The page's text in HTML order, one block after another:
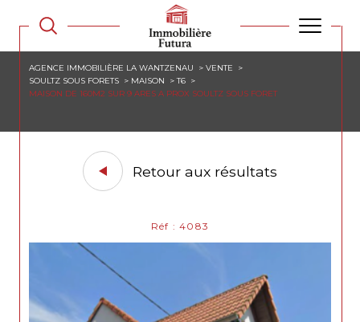
AGENCE IMMOBILIÈRE LA WANTZENAU
VENTE
SOULTZ SOUS FORETS
MAISON
T6
MAISON DE 160M2 SUR 9 ARES A PROX SOULTZ SOUS FORET
Retour aux résultats
Réf : 4083